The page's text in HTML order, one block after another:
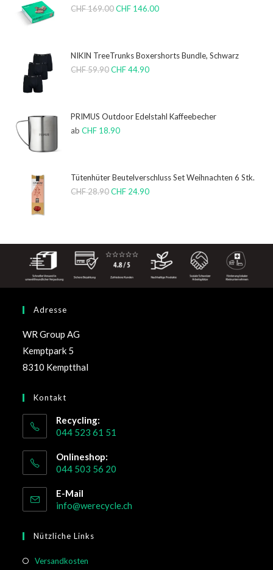
CHF169.00 CHF 146.00
NIKIN TreeTrunks Boxershorts Bundle, Schwarz
CHF59.90 CHF44.90
PRIMUS Outdoor Edelstahl Kaffeebecher
abCHF 18.90
Tütenhüter Beutelverschluss Set Weihnachten 6 Stk.
CHF28.90 CHF 24.90
Adresse
WR Group AG
Kemptpark 5
8310 Kemptthal
Kontakt
Recycling:
044 523 61 51
Onlineshop:
044 503 56 20
E-Mail
info@werecycle.ch
Nützliche Links
Versandkosten